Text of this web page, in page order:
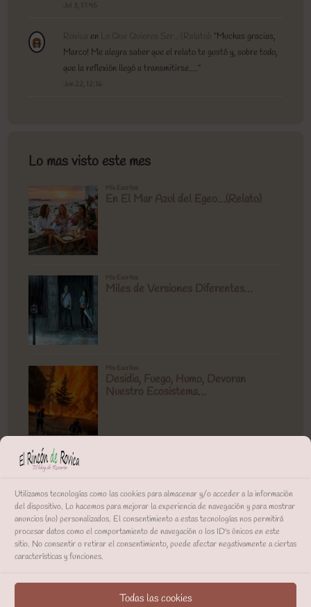
Utilizamos tecnologías como las cookies para almacenar y/o acceder a la información
del dispositivo. Lo hacemos para mejorar la experiencia de navegación y para mostrar
anuncios (no) personalizados. El consentimiento a estas tecnologías nos permitirá
procesar datos como el comportamiento de navegación o los ID's únicos en este
sitio. No consentir o retirar el consentimiento, puede afectar negativamente a ciertas
características y funciones.
Todas las cookies
Jul 3, 17:45
Rovica en Lo Que Quieres Ser…(Relato) : “Muchas gracias,
Marco! Me alegra saber que el relato te gustó y, sobre todo,
que la reflexión llegó a transmitirse.…”
Jun 22, 12:16
Lo mas visto este mes